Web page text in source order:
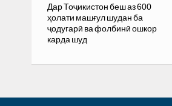
Дар Тоҷикистон беш аз 600
ҳолати машғул шудан ба
ҷодугарӣ ва фолбинӣ ошкор
карда шуд